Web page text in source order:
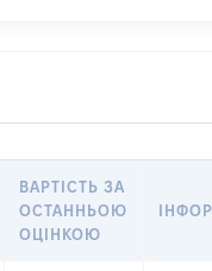
ВАРТІСТЬ ЗА
ОСТАННЬОЮ
ОЦІНКОЮ